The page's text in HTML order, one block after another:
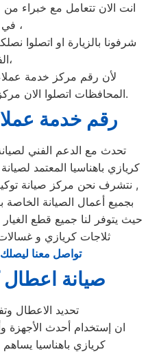
انت الان تتعامل مع خبراء
في اهناسيا ،
شرفونا بالزيارة او اتصلوا
الفورية،
لأن رقم مركز خدمة
المحافظات اتصلوا الان مركز صيانه كريازي اهناسيا مباشرة.
رقم خدمة
تحدث مع الدعم الفني
كريازي باهناسيا المعتمد
, نتشرف نحن مركز صيانة توكيل
بجميع أعمال الصيانة الخاصة
حيث يتوفر لنا جميع قطع
ثلاجات كريازي و
تواصل معنا
صيانة اعطال
تحديد الاعطال
ان إستخدام أحدث الأجهزة
كريازي باهناسيا يساهم